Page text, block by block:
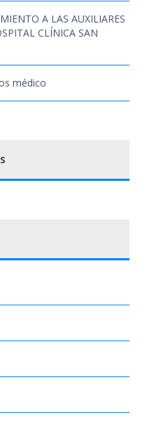
A LAS AUXILIARES
CLÍNICA SAN
médico